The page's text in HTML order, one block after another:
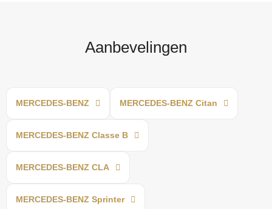
Aanbevelingen
MERCEDES-BENZ MERCEDES-BENZ Citan
MERCEDES-BENZ Classe B
MERCEDES-BENZ CLA
MERCEDES-BENZ Sprinter